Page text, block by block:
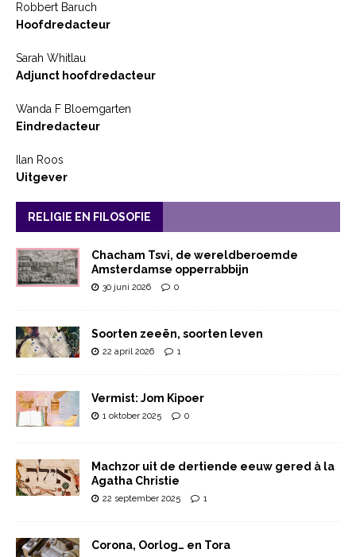
Robbert Baruch
Hoofdredacteur
Sarah Whitlau
Adjunct hoofdredacteur
Wanda F Bloemgarten
Eindredacteur
Ilan Roos
Uitgever
RELIGIE EN FILOSOFIE
Chacham Tsvi, de wereldberoemde
Amsterdamse opperrabbijn
30 juni 2026 0
Soorten zeeën, soorten leven
22 april 2026 1
Vermist: Jom Kipoer
1 oktober 2025 0
Machzor uit de dertiende eeuw gered à la
Agatha Christie
22 september 2025 1
Corona, Oorlog… en Tora